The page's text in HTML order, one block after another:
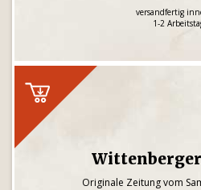
versandfertig
1-2
Originale Zeitung vom